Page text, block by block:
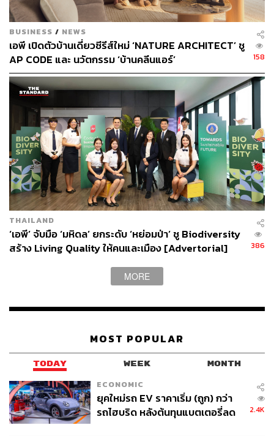
“เรารู้สึกว่าเมืองไทยมีธรรมชาติที่อุดมสมบูรณ์มาก แต่ทำไม
เวลาจะออกไปใช้ชีวิตข้างนอก กลับเจอมลพิษ เจออากาศที่
ไม่ดี หรือแม้แต่น้ำที่เราดื่มก็ต้องผ่านการกรองหลายขั้น
ตอน…มันควรแค่เปิดประตูหน้าบ้านออกมา แล้วสูดอากาศได้
เต็มปอด”
จากความสงสัยเล็กๆ เรื่องสุขภาพของตัวเองและคนใน
ครอบครัว มารีญาเริ่มศึกษาปัญหาสิ่งแวดล้อมมากขึ้น จนค้น
พบว่าทุกอย่างเชื่อมโยงกัน ตั้งแต่อากาศ น้ำ อาหาร สุขภาพ
ไปจนถึงคุณภาพชีวิตของมนุษย์ และยิ่งศึกษามากเท่าไร เธอ
ก็ยิ่งพบว่าปัญหาสิ่งแวดล้อมไม่ใช่เรื่องไกลตัวเลย
BUSINESS / NEWS
เอพี เปิดตัวบ้านเดี่ยวซีรีส์ใหม่ ‘NATURE ARCHITECT’ ชู
AP CODE และ นวัตกรรม ‘บ้านคลีนแอร์’
158
THAILAND
‘เอพี’ จับมือ ‘มหิดล’ ยกระดับ ‘หย่อมป่า’ ชู Biodiversity
สร้าง Living Quality ให้คนและเมือง [Advertorial]
386
MORE
MOST POPULAR
TODAY WEEK MONTH
ECONOMIC
ยุคใหม่รถ EV ราคาเริ่ม (ถูก) กว่า
รถไฮบริด หลังต้นทุนแบตเตอรี่ลด
2.4K